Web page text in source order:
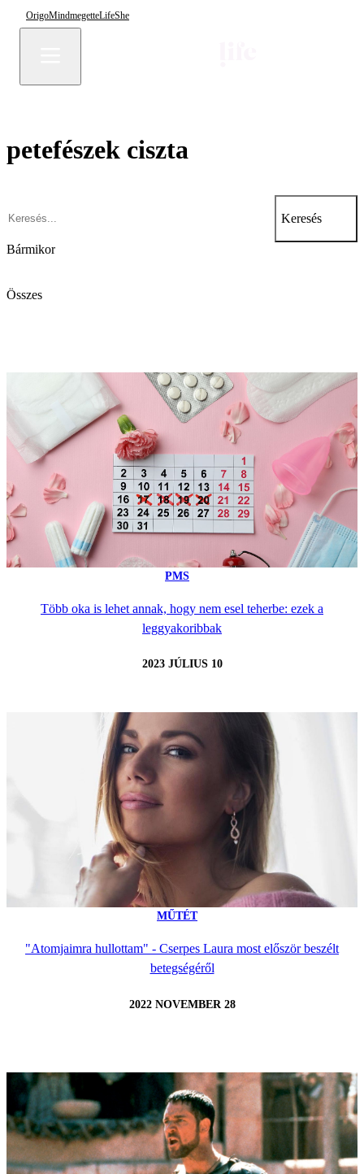
OrigoMindmegetteLifeShe
petefészek ciszta
Keresés
Bármikor
Összes
PMS
Több oka is lehet annak, hogy nem esel teherbe: ezek a
leggyakoribbak
2023 JÚLIUS 10
MŰTÉT
"Atomjaimra hullottam" - Cserpes Laura most először beszélt
betegségéről
2022 NOVEMBER 28